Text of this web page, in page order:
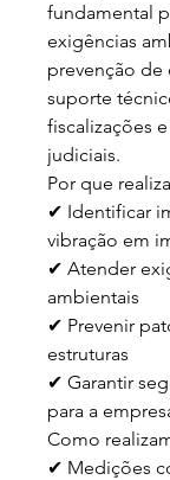
fundamental
exigências
prevenção de
suporte
fiscalizações
judiciais.
Por que
✔ Identificar
vibração em
✔ Atender
ambientais
✔ Prevenir
estruturas
✔ Garantir
para a
Como
✔ Medições